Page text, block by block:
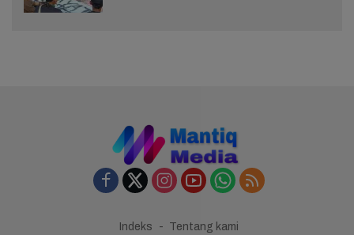
Indeks
Tentang kami